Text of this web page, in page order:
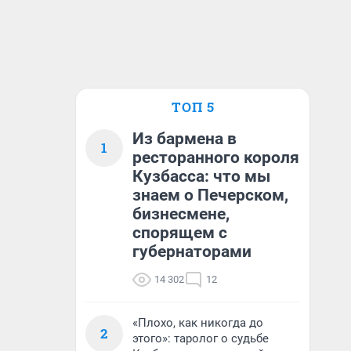
ТОП 5
1
Из бармена в
ресторанного короля
Кузбасса: что мы
знаем о Печерском,
бизнесмене,
спорящем с
губернаторами
14 302 12
2
«Плохо, как никогда до
этого»: таролог о судьбе